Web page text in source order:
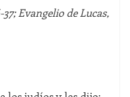
Evangelio de Lucas,